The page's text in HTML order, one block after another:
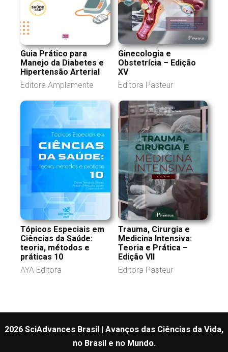
Guia Prático para
Manejo da Diabetes e
Hipertensão Arterial
Editora Amplamente
Ginecologia e
Obstetrícia – Edição
XV
Editora Pasteur
Tópicos Especiais em
Ciências da Saúde:
teoria, métodos e
práticas 10
AYA Editora
Trauma, Cirurgia e
Medicina Intensiva:
Teoria e Prática –
Edição VII
Editora Pasteur
2026 SciAdvances Brasil | Avanços das Ciências da Vida,
no Brasil e no Mundo.